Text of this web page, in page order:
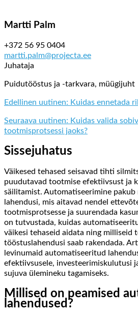
Martti Palm
+372 56 95 0404
martti.palm@projecta.ee
Juhataja
Puidutööstus ja -tarkvara, müügijuht
Edellinen uutinen: Kuidas ennetada
Seuraava uutinen: Kuidas valida
tootmisprotsessi jaoks?
Sissejuhatus
Väikesed tehased seisavad tihti
puudutavad tootmise efektiivsust ja
säilitamist. Automatiseerimine pakub
lahendusi, mis aitavad nendel
tootmisprotsesse ja suurendada
on tutvustada, kuidas
väikesi tehaseid aidata ning milliseid
tööstuslahendusi saab rakendada.
levinumaid automatiseeritud
efektiivsusele, investeerimiskulutusi
sujuva ülemineku tagamiseks.
Millised on peamised
lahendused?